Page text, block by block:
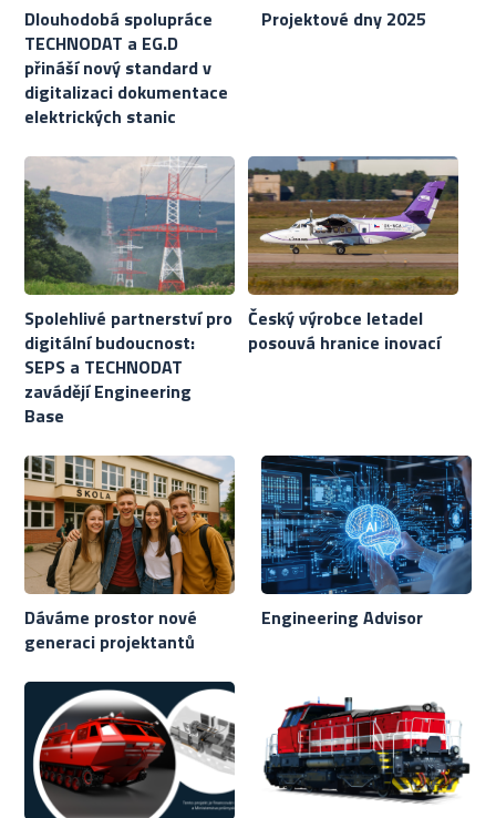
Dlouhodobá spolupráce
TECHNODAT a EG.D
přináší nový standard v
digitalizaci dokumentace
elektrických stanic
Projektové dny 2025
Spolehlivé partnerství pro
digitální budoucnost:
SEPS a TECHNODAT
zavádějí Engineering
Base
Český výrobce letadel
posouvá hranice inovací
Dáváme prostor nové
generaci projektantů
Engineering Advisor